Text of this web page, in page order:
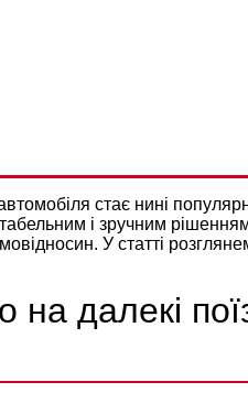
стає нині
і зручним
У статті
на далекі